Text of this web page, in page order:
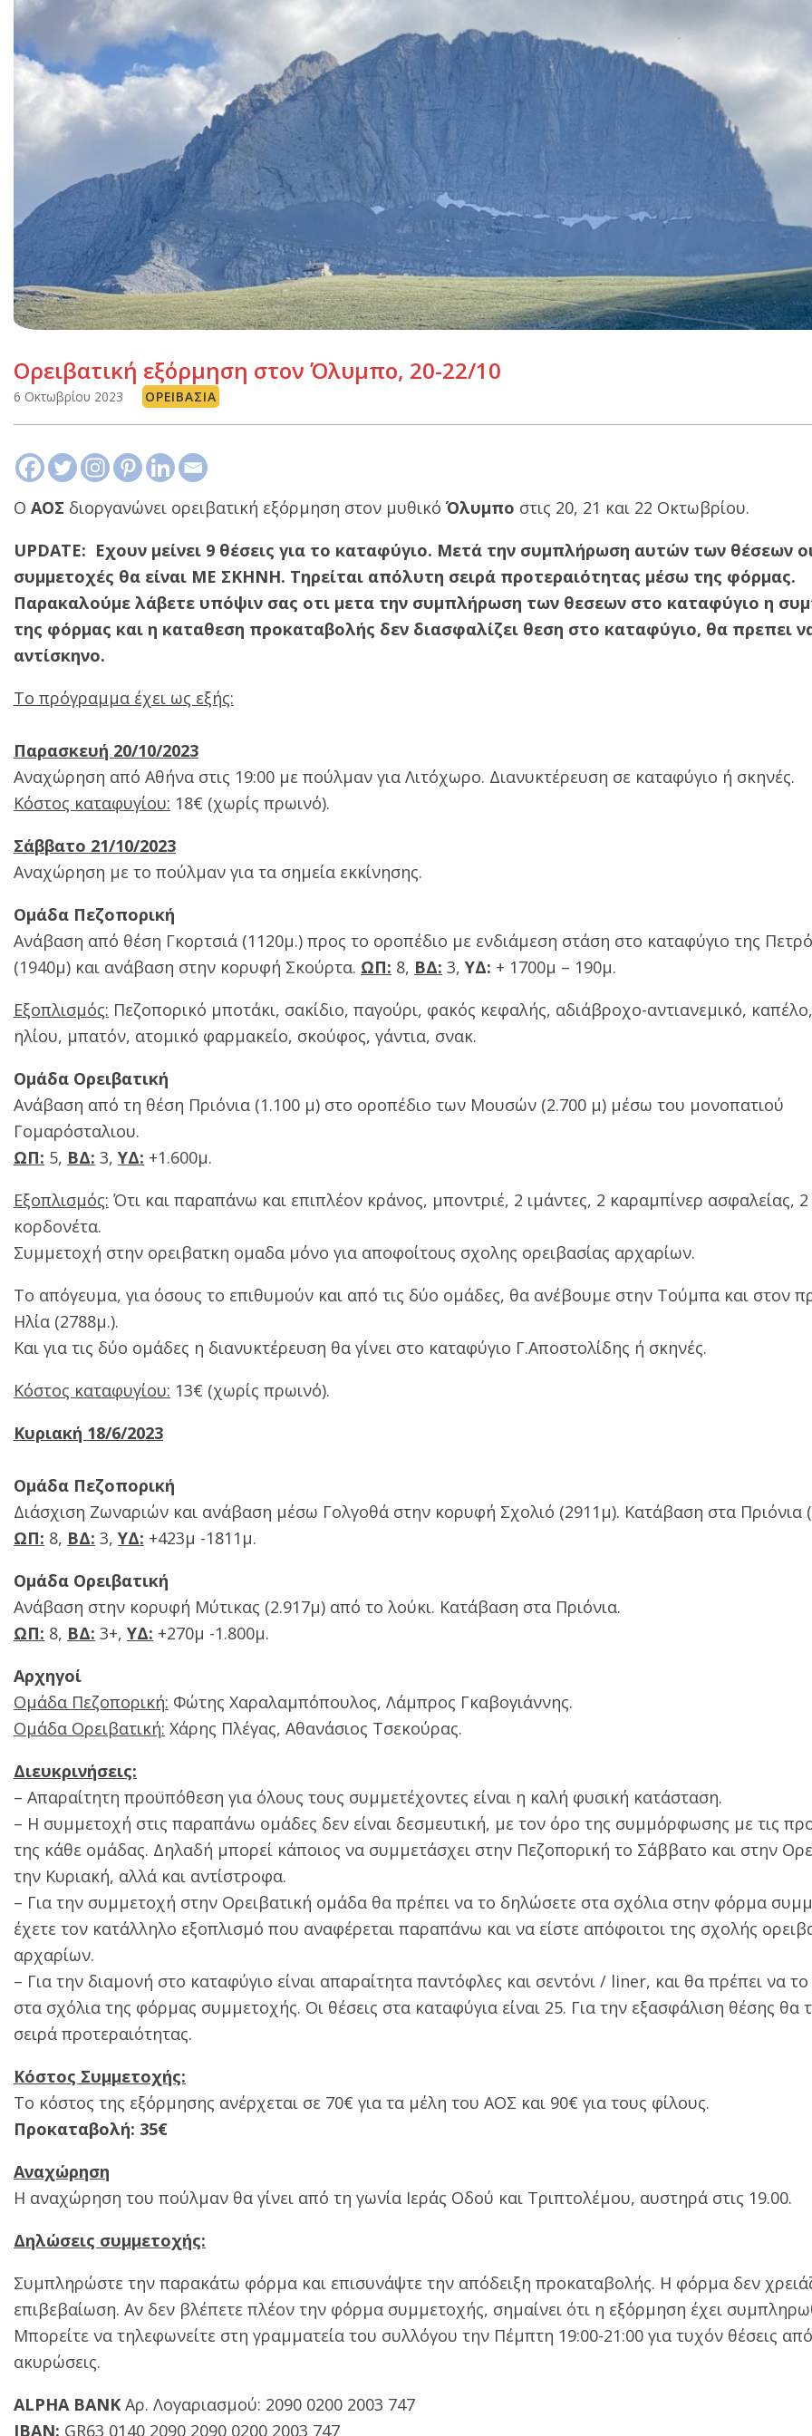
Ορειβατική εξόρμηση στον Όλυμπο, 20-22/10
6 Οκτωβρίου 2023 ΟΡΕΙΒΑΣΊΑ
Ο ΑΟΣ διοργανώνει ορειβατική εξόρμηση στον μυθικό Όλυμπο στις 20, 21 και 22 Οκτωβρίου.
UPDATE: Εχουν μείνει 9 θέσεις για το καταφύγιο. Μετά την συμπλήρωση αυτών των θέσεων
συμμετοχές θα είναι ΜΕ ΣΚΗΝΗ. Τηρείται απόλυτη σειρά προτεραιότητας μέσω της φόρμας.
Παρακαλούμε λάβετε υπόψιν σας οτι μετα την συμπλήρωση των θεσεων στο καταφύγιο η
της φόρμας και η καταθεση προκαταβολής δεν διασφαλίζει θεση στο καταφύγιο, θα πρεπει
αντίσκηνο.
Το πρόγραμμα έχει ως εξής:
Παρασκευή 20/10/2023
Αναχώρηση από Αθήνα στις 19:00 με πούλμαν για Λιτόχωρο. Διανυκτέρευση σε καταφύγιο ή σκηνές.
Kόστος καταφυγίου: 18€ (χωρίς πρωινό).
Σάββατο 21/10/2023
Αναχώρηση με το πούλμαν για τα σημεία εκκίνησης.
Ομάδα Πεζοπορική
Ανάβαση από θέση Γκορτσιά (1120μ.) προς το οροπέδιο με ενδιάμεση στάση στο καταφύγιο της
(1940μ) και ανάβαση στην κορυφή Σκούρτα. ΩΠ: 8, ΒΔ: 3, ΥΔ: + 1700μ – 190μ.
Εξοπλισμός: Πεζοπορικό μποτάκι, σακίδιο, παγούρι, φακός κεφαλής, αδιάβροχο-αντιανεμικό,
ηλίου, μπατόν, ατομικό φαρμακείο, σκούφος, γάντια, σνακ.
Ομάδα Ορειβατική
Ανάβαση από τη θέση Πριόνια (1.100 μ) στο οροπέδιο των Μουσών (2.700 μ) μέσω του μονοπατιού
Γομαρόσταλιου.
ΩΠ: 5, ΒΔ: 3, ΥΔ: +1.600μ.
Εξοπλισμός: Ότι και παραπάνω και επιπλέον κράνος, μποντριέ, 2 ιμάντες, 2 καραμπίνερ ασφαλείας, 2
κορδονέτα.
Συμμετοχή στην ορειβατκη ομαδα μόνο για αποφοίτους σχολης ορειβασίας αρχαρίων.
Το απόγευμα, για όσους το επιθυμούν και από τις δύο ομάδες, θα ανέβουμε στην Τούμπα και στον
Ηλία (2788μ.).
Και για τις δύο ομάδες η διανυκτέρευση θα γίνει στο καταφύγιο Γ.Αποστολίδης ή σκηνές.
Κόστος καταφυγίου: 13€ (χωρίς πρωινό).
Κυριακή 18/6/2023
Ομάδα Πεζοπορική
Διάσχιση Ζωναριών και ανάβαση μέσω Γολγοθά στην κορυφή Σχολιό (2911μ). Κατάβαση στα Πριόνια
ΩΠ: 8, ΒΔ: 3, ΥΔ: +423μ -1811μ.
Ομάδα Ορειβατική
Ανάβαση στην κορυφή Μύτικας (2.917μ) από το λούκι. Κατάβαση στα Πριόνια.
ΩΠ: 8, ΒΔ: 3+, ΥΔ: +270μ -1.800μ.
Αρχηγοί
Ομάδα Πεζοπορική: Φώτης Χαραλαμπόπουλος, Λάμπρος Γκαβογιάννης.
Ομάδα Ορειβατική: Χάρης Πλέγας, Αθανάσιος Τσεκούρας.
Διευκρινήσεις:
– Απαραίτητη προϋπόθεση για όλους τους συμμετέχοντες είναι η καλή φυσική κατάσταση.
– Η συμμετοχή στις παραπάνω ομάδες δεν είναι δεσμευτική, με τον όρο της συμμόρφωσης με τις
της κάθε ομάδας. Δηλαδή μπορεί κάποιος να συμμετάσχει στην Πεζοπορική το Σάββατο και στην
την Κυριακή, αλλά και αντίστροφα.
– Για την συμμετοχή στην Ορειβατική ομάδα θα πρέπει να το δηλώσετε στα σχόλια στην φόρμα
έχετε τον κατάλληλο εξοπλισμό που αναφέρεται παραπάνω και να είστε απόφοιτοι της σχολής
αρχαρίων.
– Για την διαμονή στο καταφύγιο είναι απαραίτητα παντόφλες και σεντόνι / liner, και θα πρέπει να
στα σχόλια της φόρμας συμμετοχής. Οι θέσεις στα καταφύγια είναι 25. Για την εξασφάλιση θέσης θα
σειρά προτεραιότητας.
Κόστος Συμμετοχής:
Το κόστος της εξόρμησης ανέρχεται σε 70€ για τα μέλη του ΑΟΣ και 90€ για τους φίλους.
Προκαταβολή: 35€
Αναχώρηση
Η αναχώρηση του πούλμαν θα γίνει από τη γωνία Ιεράς Οδού και Τριπτολέμου, αυστηρά στις 19.00.
Δηλώσεις συμμετοχής:
Συμπληρώστε την παρακάτω φόρμα και επισυνάψτε την απόδειξη προκαταβολής. Η φόρμα δεν
επιβεβαίωση. Αν δεν βλέπετε πλέον την φόρμα συμμετοχής, σημαίνει ότι η εξόρμηση έχει
Μπορείτε να τηλεφωνείτε στη γραμματεία του συλλόγου την Πέμπτη 19:00-21:00 για τυχόν θέσεις από
ακυρώσεις.
ALPHA BANK Αρ. Λογαριασμού: 2090 0200 2003 747
IBAN: GR63 0140 2090 2090 0200 2003 747